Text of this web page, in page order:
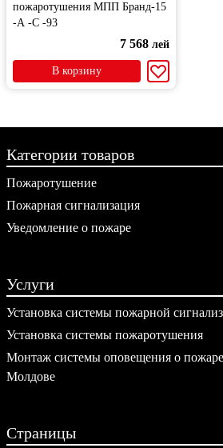
пожаротушения МПП Бранд-15
-А -С -93
7 568 лей
В корзину
Категории товаров
Пожаротушение
Пожарная сигнализация
Уведомление о пожаре
Услуги
Установка системы пожарной
Установка системы пожаротушения
Монтаж системы оповещения о
Молдове
Страницы